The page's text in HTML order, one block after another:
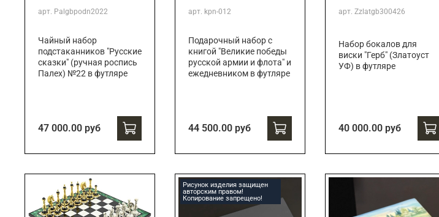
арт. Palgbpodn2022
Чайный набор
подстаканников "Русские
сказки" (ручная роспись
Палех) №22 в футляре
47 000.00 руб
арт. kpn-012
Подарочный набор c
книгой "Великие победы
русской армии и флота" и
ежедневником в футляре
44 500.00 руб
арт. Zzlatgb300426
Набор бокалов для
виски "Герб" (Златоуст
УФ) в футляре
40 000.00 руб
Рисунок изделия защищен
авторским правом!
Копирование запрещено!